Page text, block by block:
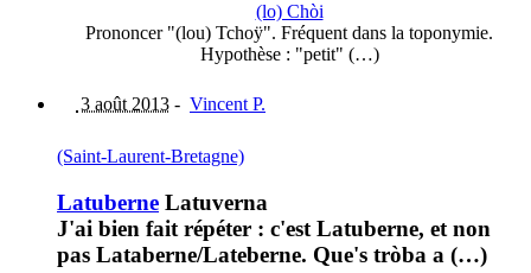
(lo) Chòi
Prononcer "(lou) Tchoÿ". Fréquent dans la toponymie.
Hypothèse : "petit" (…)
3 août 2013 - Vincent P.
(Saint-Laurent-Bretagne)
Latuberne Latuverna
J'ai bien fait répéter : c'est Latuberne, et non
pas Lataberne/Lateberne. Que's tròba a (…)